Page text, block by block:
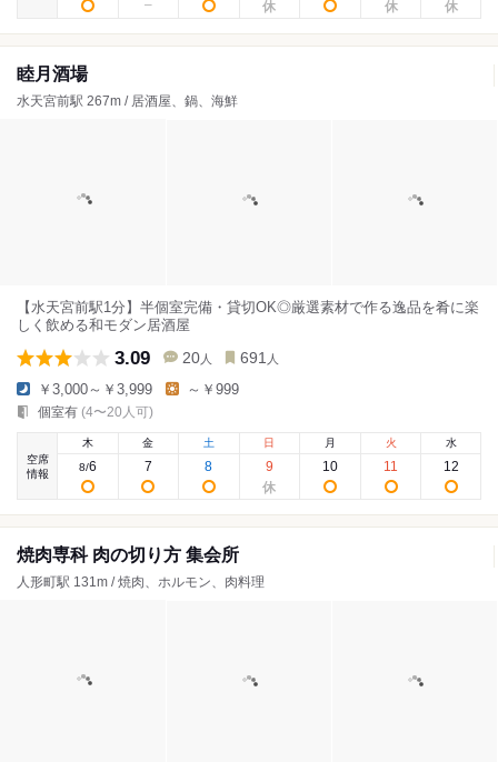
睦月酒場
水天宮前駅 267m / 居酒屋、鍋、海鮮
【水天宮前駅1分】半個室完備・貸切OK◎厳選素材で作る逸品を肴に楽
しく飲める和モダン居酒屋
3.09 20 人 691 人
￥3,000～￥3,999 ～￥999
個室有 (4〜20人可)
空席
情報
木
8/6
金
7
土
8
日
9
月
10
火
11
水
12
焼肉専科 肉の切り方 集会所
人形町駅 131m / 焼肉、ホルモン、肉料理